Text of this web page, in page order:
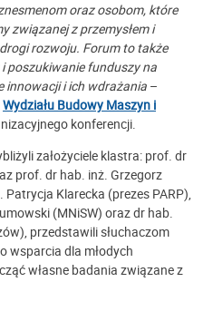
oraz osobom, które
związanej z przemysłem i
rozwoju. Forum to także
poszukiwanie funduszy na
innowacji i ich wdrażania –
Wydziału Budowy Maszyn i
konferencji.
założyciele klastra: prof. dr
prof. dr hab. inż. Grzegorz
. Patrycja Klarecka (prezes PARP),
(MNiSW) oraz dr hab.
przedstawili słuchaczom
wsparcia dla młodych
własne badania związane z